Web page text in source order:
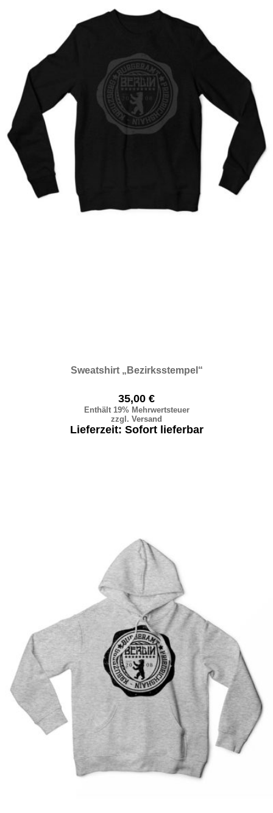
Sweatshirt „Bezirksstempel“
35,00 €
Enthält 19% Mehrwertsteuer
zzgl. Versand
Lieferzeit: Sofort lieferbar